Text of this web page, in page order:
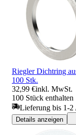
Riegler Dichtring
100 Stk.
32,99 €inkl. MwSt.
100 Stück enthalten
Lieferung bis 1-2
Details anzeigen